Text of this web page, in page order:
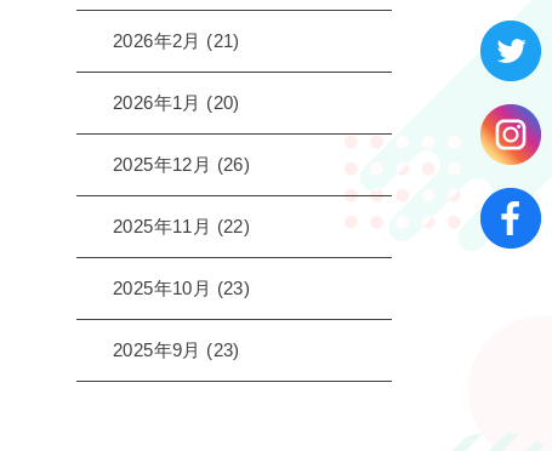
2026年2月 (21)
2026年1月 (20)
2025年12月 (26)
2025年11月 (22)
2025年10月 (23)
2025年9月 (23)